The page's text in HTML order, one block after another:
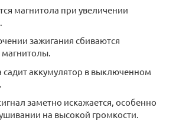
магнитола при увеличении
зажигания сбиваются
магнитолы.
садит аккумулятор в выключенном
заметно искажается, особенно
на высокой громкости.